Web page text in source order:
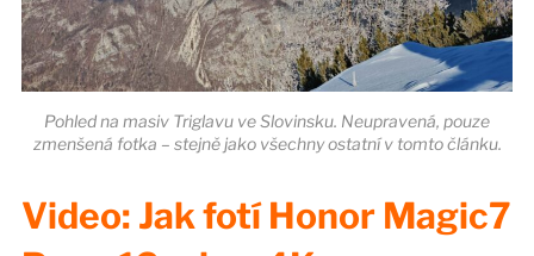
Pohled na masiv Triglavu ve Slovinsku. Neupravená, pouze
zmenšená fotka – stejně jako všechny ostatní v tomto článku.
Video: Jak fotí Honor Magic7